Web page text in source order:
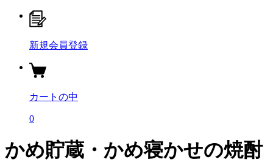
新規会員登録
カートの中
0
かめ貯蔵・かめ寝かせの焼酎